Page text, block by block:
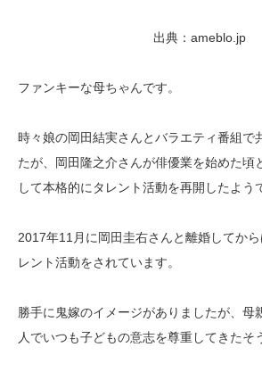
出典：ameblo.jp
ファンキーな母ちゃんです。
時々娘の岡田結実さんとバラエティ番組で
たが、岡田隆之介さんが俳優業を始めた頃
して本格的にタレント活動を再開したよう
2017年11月に岡田圭右さんと離婚してか
レント活動をされています。
勝手に鬼嫁のイメージがありましたが、母
人でいつも子どもの意志を尊重してきたそ